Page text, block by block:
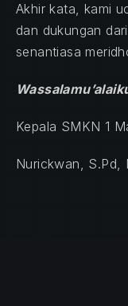
Akhir kata, kami
dan dukungan
senantiasa
Kepala SMKN 1
Nurickwan, S.Pd,